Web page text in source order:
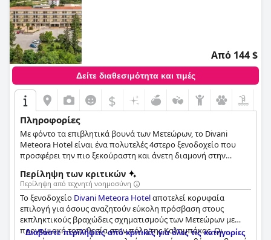
Από 144 $
Δείτε διαθεσιμότητα και τιμές
$
Πληροφορίες
Με φόντο τα επιβλητικά βουνά των Μετεώρων, το Divani
Meteora Hotel είναι ένα πολυτελές 4στερο ξενοδοχείο που
προσφέρει την πιο ξεκούραστη και άνετη διαμονή στην
δωμάτια και σουίτες ιδανικά για οικογένειες, ζευγάρια και
ταξιδιώτες για επαγγελματικούς σκοπούς, μία εσωτερική και
μία εξωτερική πισίνα, εγκαταστάσεις σπα και γυμναστήριο,
δωρεάν Wi-Fi σε όλο το ξενοδοχείο, εξαιρετικές αίθουσες
εκδηλώσεων και συνεδρίων, καθώς και παροχές για
κατοικίδια, καθιστώντας τη διαμονή κάθε επισκέπτη
Περίληψη των κριτικών
Περίληψη από τεχνητή νοημοσύνη
Το ξενοδοχείο Divani Meteora Hotelαποτελεί κορυφαία
επιλογή για όσους αναζητούν εύκολη πρόσβαση στους
εκπληκτικούς βραχώδεις σχηματισμούς των Μετεώρων με
προνομιακή τοποθεσία στην πόλη της Καλαμπάκας. Οι
Διαβάστε περιλήψεις από κριτικές για όλες τις κατηγορίες